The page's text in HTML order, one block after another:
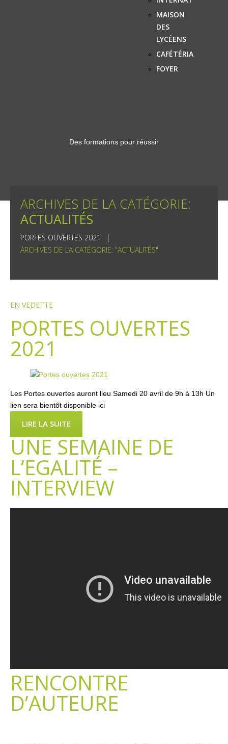
MAISON
DES
LYCÉENS
CAFÉTÉRIA
FOYER
Des formations pour réussir
ARCHIVES DE LA CATÉGORIE:
ACTUALITÉS
PORTES OUVERTES 2021
ARCHIVES DE LA CATÉGORIE: "ACTUALITÉS"
EN VEDETTE
PORTES OUVERTES
2021
Les Portes ouvertes auront lieu Samedi 20 avril de 9h à 13h Un
lien sera bientôt disponible ici
LIRE LA SUITE
UNE SEMAINE DE
L’EGALITÉ –
INTERVIEW
RENCONTRE
D’AUTEURE